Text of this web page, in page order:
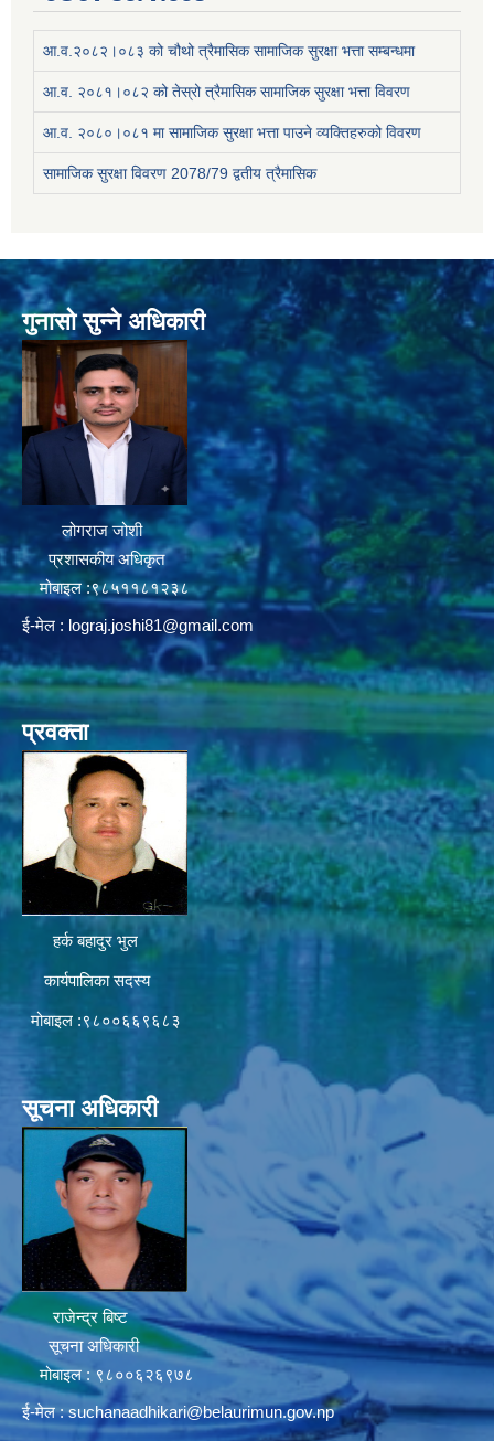
आ.व.२०८२।०८३ को चौथो त्रैमासिक सामाजिक सुरक्षा भत्ता सम्बन्धमा
आ.व. २०८१।०८२ को तेस्रो त्रैमासिक सामाजिक सुरक्षा भत्ता विवरण
आ.व. २०८०।०८१ मा सामाजिक सुरक्षा भत्ता पाउने व्यक्तिहरुको विवरण
सामाजिक सुरक्षा विवरण 2078/79 द्वतीय त्रैमासिक
गुनासो सुन्ने अधिकारी
लोगराज जोशी
प्रशासकीय अधिकृत
मोबाइल :९८५११८१२३८
ई-मेल : lograj.joshi81@gmail.com
प्रवक्ता
हर्क बहादुर भुल
कार्यपालिका सदस्य
मोबाइल :९८००६६९६८३
सूचना अधिकारी
राजेन्द्र बिष्ट
सूचना अधिकारी
मोबाइल : ९८००६२६९७८
ई-मेल :suchanaadhikari@belaurimun.gov.np